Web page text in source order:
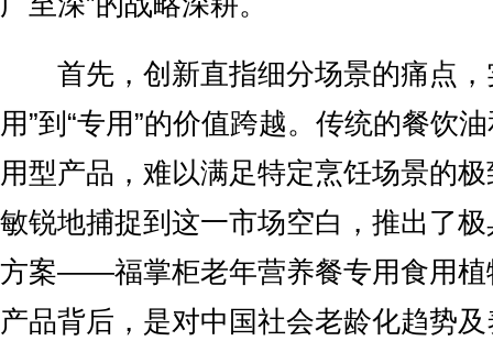
首先，创新直指细分场景的痛点，
用”到“专用”的价值跨越。传统的餐饮
用型产品，难以满足特定烹饪场景的
敏锐地捕捉到这一市场空白，推出了
方案——福掌柜老年营养餐专用食用植
产品背后，是对中国社会老龄化趋势